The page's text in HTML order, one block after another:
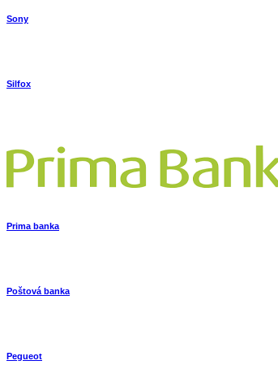
Sony
Silfox
Prima banka
Poštová banka
Pegueot